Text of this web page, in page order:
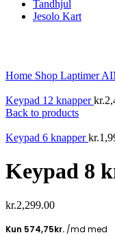
Tandhjul
Jesolo Kart
Home Shop Laptimer
Keypad 12 knapperkr.
Back to products
Keypad 6 knapperkr.
Keypad 8
kr.2,299.00